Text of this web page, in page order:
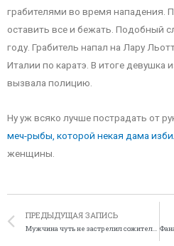
грабителями во время нападения.
оставить все и бежать. Подобный
году. Грабитель напал на Лару
Италии по каратэ. В итоге девушка
вызвала полицию.
Ну уж всяко лучше пострадать от
меч-рыбы, которой некая дама
женщины.
ПРЕДЫДУЩАЯ ЗАПИСЬ
Мужчина чуть не застрелил сожителя из-за ссоры